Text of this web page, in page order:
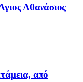
Αθανάσιος
από